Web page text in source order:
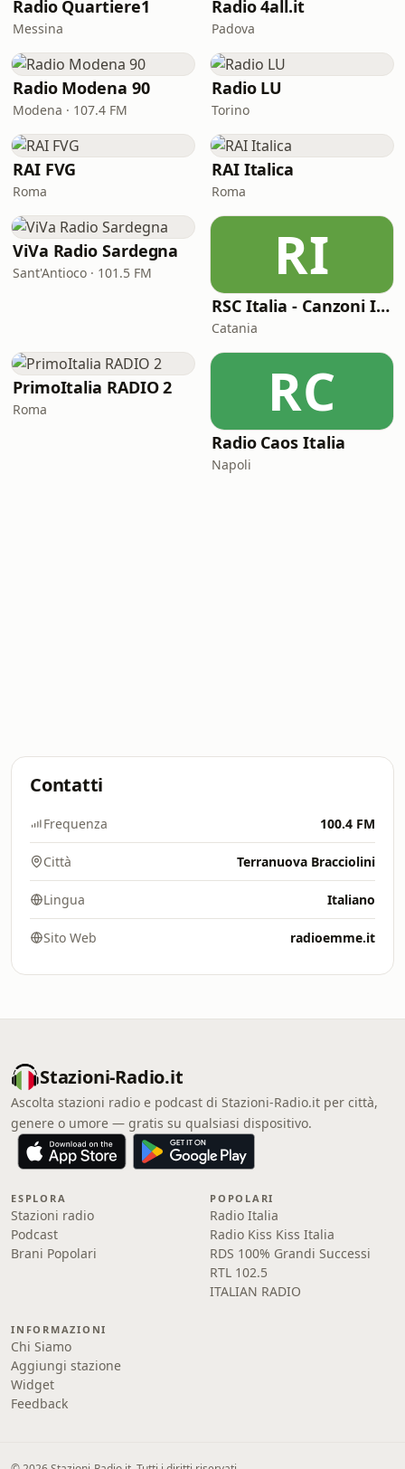
Radio Quartiere1
Messina
Radio 4all.it
Padova
Radio Modena 90
Modena · 107.4 FM
Radio LU
Torino
RAI FVG
Roma
RAI Italica
Roma
ViVa Radio Sardegna
Sant'Antioco · 101.5 FM RI
RSC Italia - Canzoni Italiane
Catania
PrimoItalia RADIO 2
Roma RC
Radio Caos Italia
Napoli
Contatti
Frequenza 100.4 FM
Città Terranuova Bracciolini
Lingua Italiano
Sito Web radioemme.it
Stazioni-Radio.it
Ascolta stazioni radio e podcast di Stazioni-Radio.it per città,
genere o umore — gratis su qualsiasi dispositivo.
ESPLORA
Stazioni radio
Podcast
Brani Popolari
POPOLARI
Radio Italia
Radio Kiss Kiss Italia
RDS 100% Grandi Successi
RTL 102.5
ITALIAN RADIO
INFORMAZIONI
Chi Siamo
Aggiungi stazione
Widget
Feedback